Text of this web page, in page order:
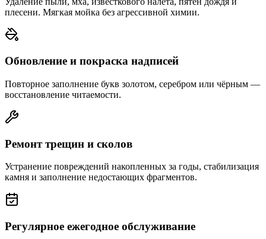
плесени. Мягкая мойка без агрессивной химии.
Обновление и покраска надписей
Повторное заполнение букв золотом, серебром или чёрным —
восстановление читаемости.
Ремонт трещин и сколов
Устранение повреждений накопленных за годы, стабилизация
камня и заполнение недостающих фрагментов.
Регулярное ежегодное обслуживание